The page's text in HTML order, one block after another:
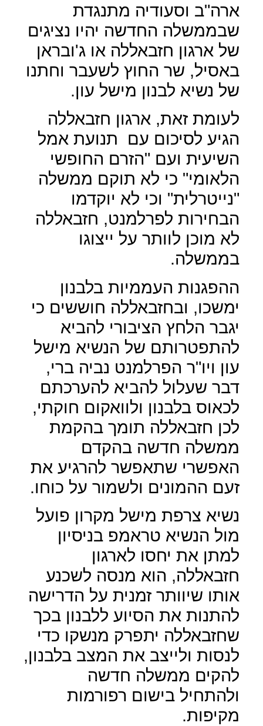
ארה"ב וסעודיה מתנגדת
שבממשלה החדשה יהיו נציגים
של ארגון חזבאללה או ג'ובראן
באסיל, שר החוץ לשעבר וחתנו
של נשיא לבנון מישל עון.
לעומת זאת, ארגון חזבאללה
הגיע לסיכום עם
תנועת אמל
השיעית ועם "הזרם החופשי
הלאומי" כי לא תוקם ממשלה
"נייטרלית" וכי לא יוקדמו
הבחירות לפרלמנט, חזבאללה
לא מוכן לוותר על ייצוגו
בממשלה.
ההפגנות העממיות בלבנון
ימשכו, ובחזבאללה חוששים כי
יגבר הלחץ הציבורי להביא
להתפטרותם של הנשיא מישל
עון ויו"ר הפרלמנט נביה ברי,
דבר שעלול להביא להערכתם
לכאוס בלבנון ולוואקום חוקתי,
לכן חזבאללה תומך בהקמת
ממשלה חדשה בהקדם
האפשרי שתאפשר להרגיע את
זעם ההמונים ולשמור על כוחו.
נשיא צרפת מישל מקרון פועל
מול הנשיא טראמפ בניסיון
למתן את יחסו לארגון
חזבאללה, הוא מנסה לשכנע
אותו שיוותר זמנית על הדרישה
להתנות את הסיוע ללבנון בכך
שחזבאללה יתפרק מנשקו כדי
לנסות ולייצב את המצב בלבנון,
להקים ממשלה חדשה
ולהתחיל בישום רפורמות
מקיפות.